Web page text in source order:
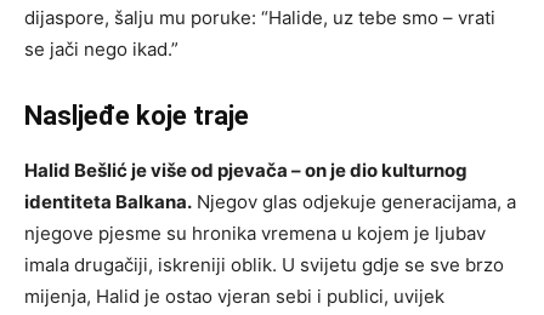
dijaspore, šalju mu poruke: “Halide, uz tebe smo – vrati
se jači nego ikad.”
Nasljeđe koje traje
Halid Bešlić je više od pjevača – on je dio kulturnog
identiteta Balkana. Njegov glas odjekuje generacijama, a
njegove pjesme su hronika vremena u kojem je ljubav
imala drugačiji, iskreniji oblik. U svijetu gdje se sve brzo
mijenja, Halid je ostao vjeran sebi i publici, uvijek